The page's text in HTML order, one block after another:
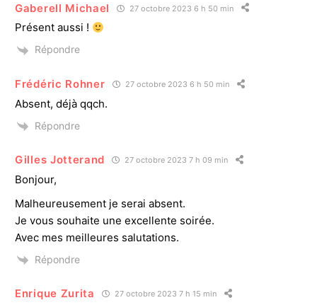
Gaberell Michael 27 octobre 2023 6 h 50 min
Présent aussi !
Répondre
Frédéric Rohner 27 octobre 2023 6 h 50 min
Absent, déjà qqch.
Répondre
Gilles Jotterand 27 octobre 2023 7 h 09 min
Bonjour,
Malheureusement je serai absent.
Je vous souhaite une excellente soirée.
Avec mes meilleures salutations.
Répondre
Enrique Zurita 27 octobre 2023 7 h 15 min